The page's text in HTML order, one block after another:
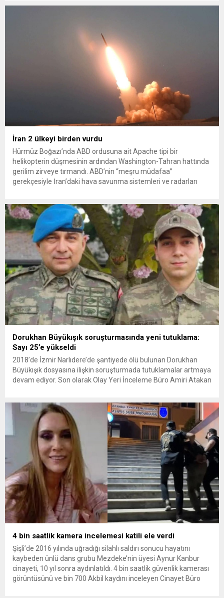
İran 2 ülkeyi birden vurdu
Hürmüz Boğazı’nda ABD ordusuna ait Apache tipi bir
helikopterin düşmesinin ardından Washington-Tahran hattında
gerilim zirveye tırmandı. ABD’nin “meşru müdafaa”
gerekçesiyle İran’daki hava savunma sistemleri ve radarları
yeni bir ABD saldırısına anında yanıt verileceğini duyurdu....
Dorukhan Büyükışık soruşturmasında yeni tutuklama:
Sayı 25’e yükseldi
2018’de İzmir Narlıdere’de şantiyede ölü bulunan Dorukhan
Büyükışık dosyasına ilişkin soruşturmada tutuklamalar artmaya
devam ediyor. Son olarak Olay Yeri İnceleme Büro Amiri Atakan
bulunan Dorukhan Büyükışık’a ilişkin yeniden açılan
soruşturmada tutuklamalar genişliyor. Son olarak dönemin...
4 bin saatlik kamera incelemesi katili ele verdi
Şişli’de 2016 yılında uğradığı silahlı saldırı sonucu hayatını
kaybeden ünlü dans grubu Mezdeke’nin üyesi Aynur Kanbur
cinayeti, 10 yıl sonra aydınlatıldı. 4 bin saatlik güvenlik kamerası
görüntüsünü ve bin 700 Akbil kaydını inceleyen Cinayet Büro